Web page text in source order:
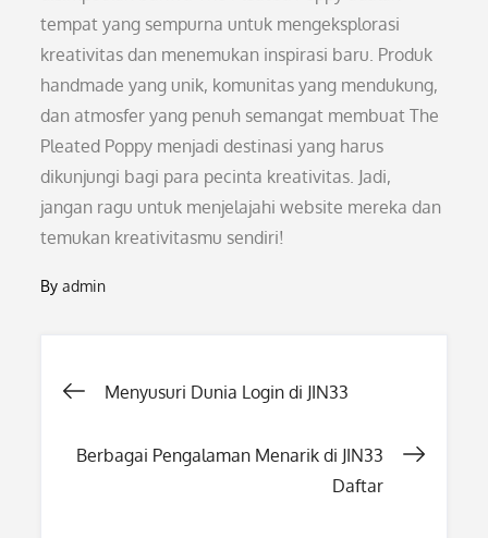
tempat yang sempurna untuk mengeksplorasi
kreativitas dan menemukan inspirasi baru. Produk
handmade yang unik, komunitas yang mendukung,
dan atmosfer yang penuh semangat membuat The
Pleated Poppy menjadi destinasi yang harus
dikunjungi bagi para pecinta kreativitas. Jadi,
jangan ragu untuk menjelajahi website mereka dan
temukan kreativitasmu sendiri!
Byadmin
Post
navigation
Menyusuri Dunia Login di JIN33
Berbagai Pengalaman Menarik di JIN33
Daftar